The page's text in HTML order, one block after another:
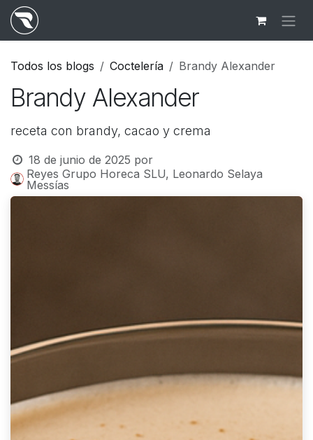
Ir al contenido
Todos los blogs Coctelería Brandy Alexander
Brandy Alexander
receta con brandy, cacao y crema
18 de junio de 2025 por
Reyes Grupo Horeca SLU, Leonardo Selaya
Messías